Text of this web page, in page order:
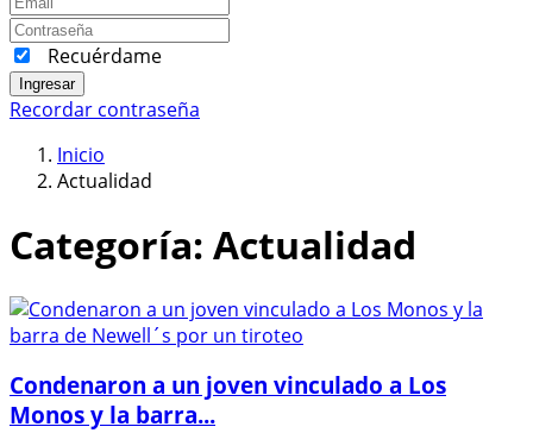
Recuérdame
Ingresar
Recordar contraseña
Inicio
Actualidad
Categoría: Actualidad
Condenaron a un joven vinculado a Los
Monos y la barra...